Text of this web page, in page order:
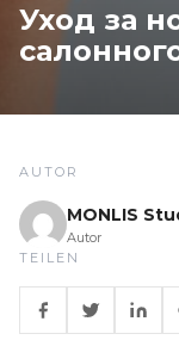
Уход за
AUTOR
MONLIS
Autor
TEILEN